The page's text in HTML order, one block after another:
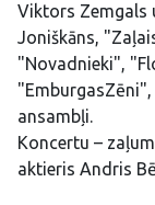
Viktors Zemgals
Joniškāns,
"Novadnieki",
ansambļi.
Koncertu –
aktieris Andris